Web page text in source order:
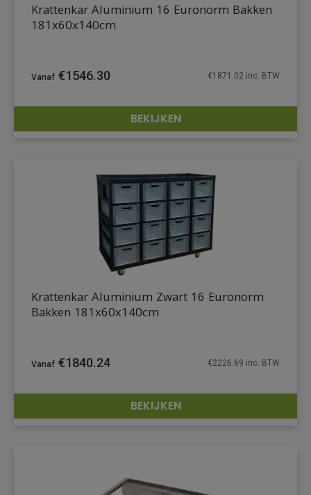
DETAILS
Krattenkar Aluminium 16 Euronorm Bakken
181x60x140cm
€1546.30 €1871.02 inc. BTW
BEKIJKEN
DETAILS
Krattenkar Aluminium Zwart 16 Euronorm
Bakken 181x60x140cm
€1840.24 €2226.69 inc. BTW
BEKIJKEN